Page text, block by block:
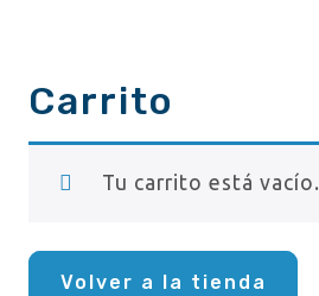
Carrito
Tu carrito está vacío.
Volver a la tienda